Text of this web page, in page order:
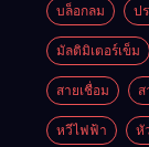
บล็อกลม ป
มัลติมิเตอร์เข็ม
สายเชื่อม ส
หวีไฟฟ้า หั